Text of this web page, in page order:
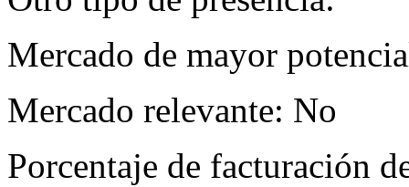
Mercado de mayor
Mercado relevante: No
Porcentaje de facturación